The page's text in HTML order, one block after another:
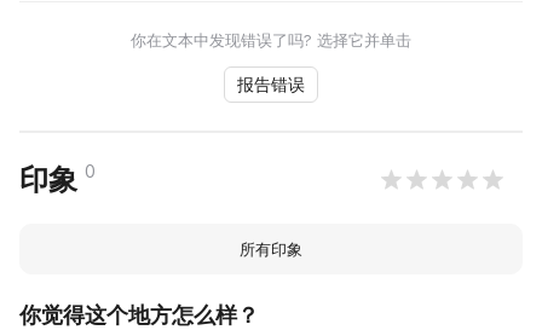
你在文本中发现错误了吗? 选择它并单击
报告错误
印象 0
所有印象
你觉得这个地方怎么样？